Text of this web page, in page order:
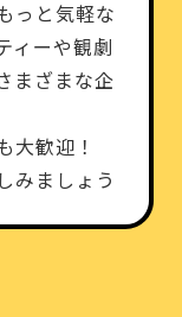
っと気軽な
ィーや観劇
まざまな企
大歓迎！
みましょう